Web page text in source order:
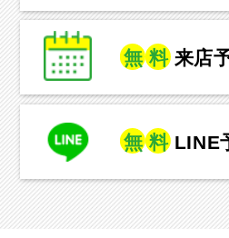
無 料 来店
無 料 LINE